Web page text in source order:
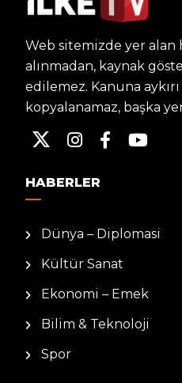
Web sitemizde yer
alınmadan, kaynak
edilemez. Kanuna
kopyalanamaz, başka
HABERLER
Dünya – Diplomasi
Kültür Sanat
Ekonomi – Emek
Bilim & Teknoloji
Spor